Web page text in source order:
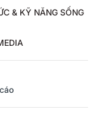
& KỸ NĂNG SỐNG